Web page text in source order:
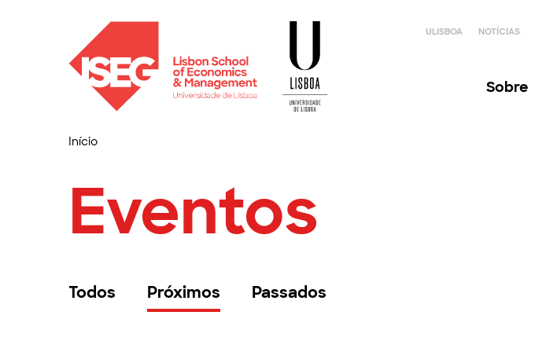
ULISBOA NOTÍCIAS
Sobre
Início
Eventos
Todos Próximos Passados